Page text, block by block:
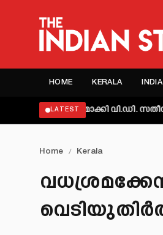
HOME KERALA INDIA
LATEST
വ്യക്തമാക്കി വി.ഡി. സതീശൻ; രണ്ടു
Home / Kerala